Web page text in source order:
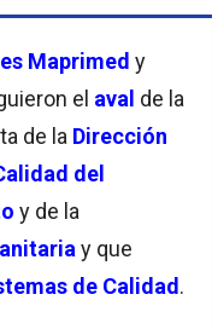
Maprimed y
el aval de la
de la Dirección
del
y de la
y que
de Calidad.